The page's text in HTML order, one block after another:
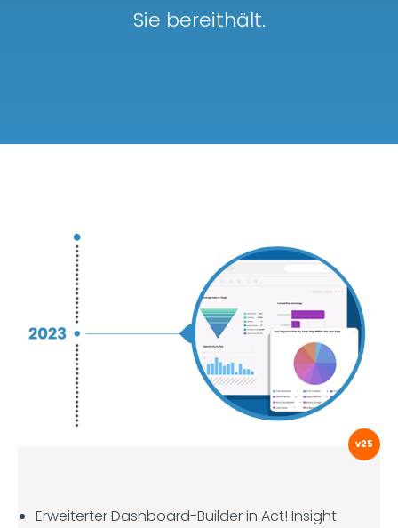
Sie bereithält.
v25
Erweiterter Dashboard-Builder in Act! Insight